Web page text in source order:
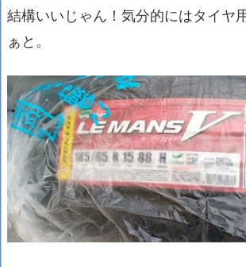
結構いいじゃん！気分的にはタイヤ
ぁと。